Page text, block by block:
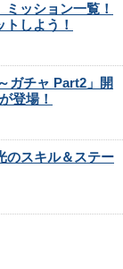
ッション一覧！
しよう！
ガチャ Part2」開
登場！
のスキル＆ステー